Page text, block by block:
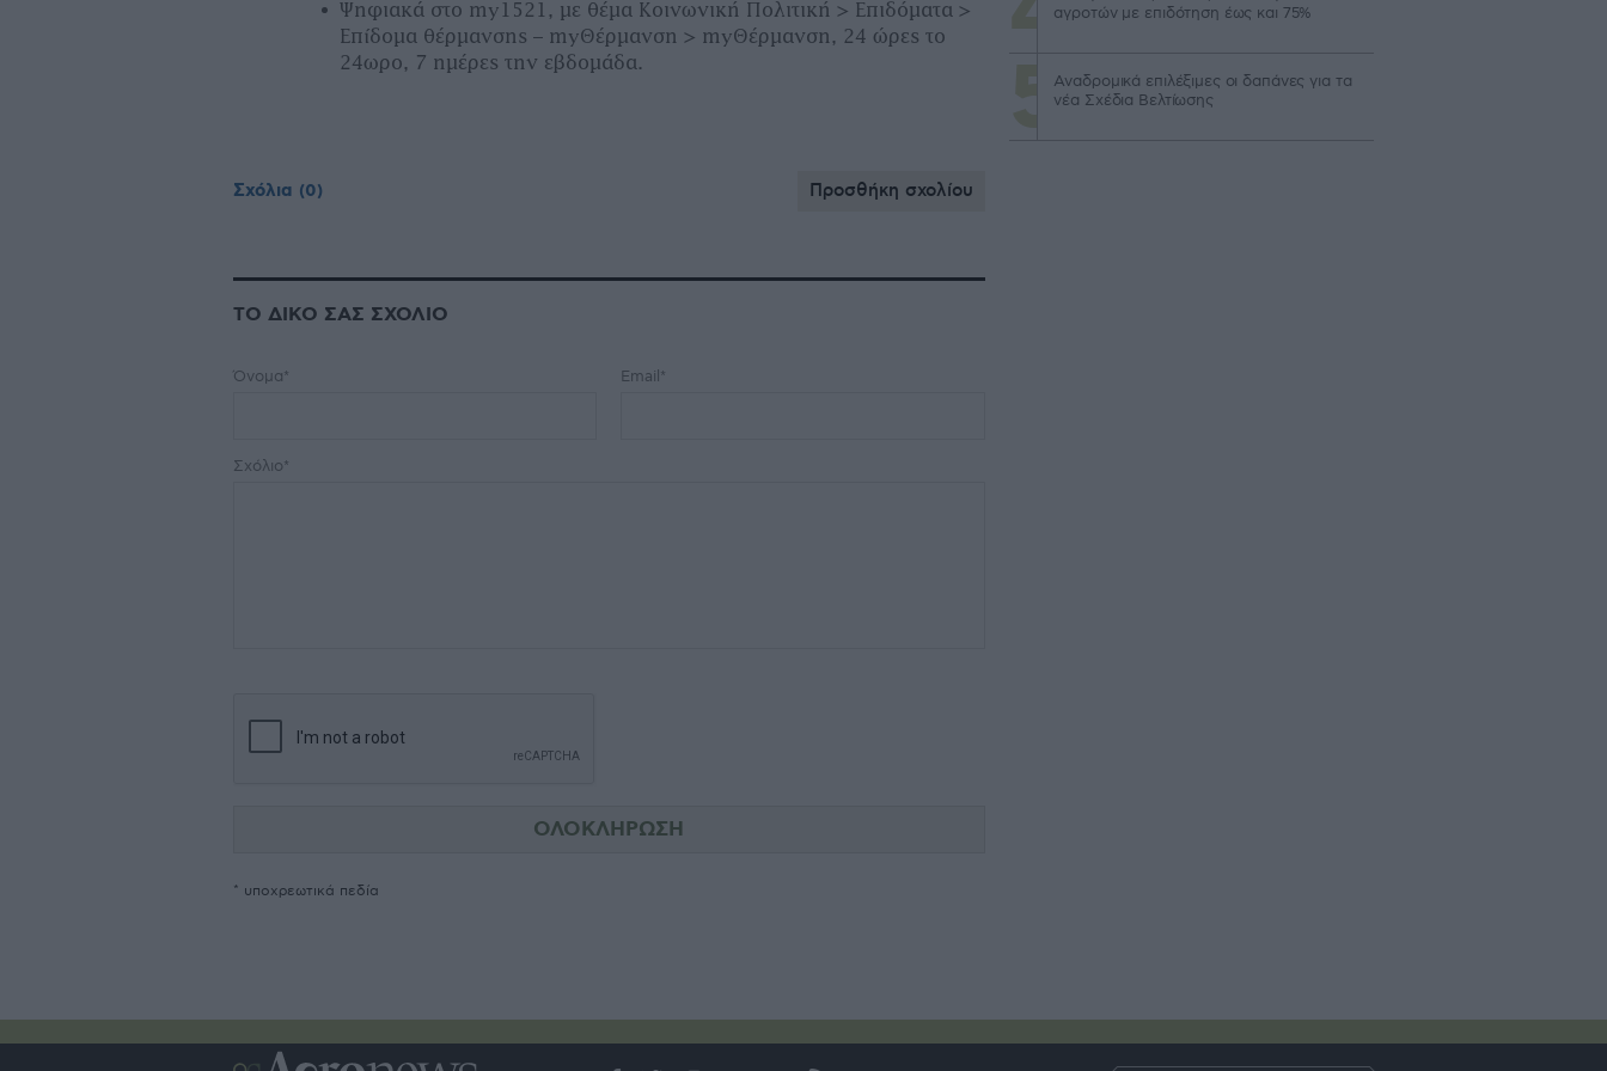
Ψηφιακά στο my1521, με θέμα Κοινωνική Πολιτική > Επιδόματα >
Eπίδομα θέρμανσης – myΘέρμανση > myΘέρμανση, 24 ώρες το
24ωρο, 7 ημέρες την εβδομάδα.
Σχόλια (0) Προσθήκη σχολίου
ΤΟ ΔΙΚΟ ΣΑΣ ΣΧΟΛΙΟ
Όνομα* Email*
Σχόλιο*
* υποχρεωτικά πεδία
αγροτών με επιδότηση έως και 75%
Αναδρομικά επιλέξιμες οι δαπάνες για τα
νέα Σχέδια Βελτίωσης